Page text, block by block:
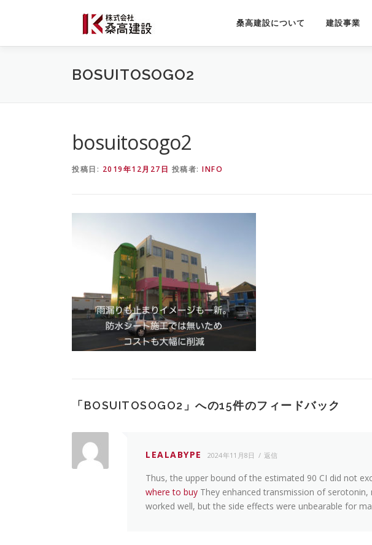
ン
桑高建設について 建設事業
BOSUITOSOGO2
bosuitosogo2
投稿日: 2019年12月27日 投稿者: INFO
「 BOSUITOSOGO2 」への15件のフィードバック
LEALABYPE 2024年11月8日 返信
Thus, the upper bound of the estimated 90 CI did not
where to buy They enhanced transmission of
worked well, but the side effects were unbearable for